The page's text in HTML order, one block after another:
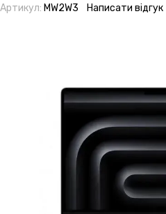
Артикул: MW2W3 Написати відгук